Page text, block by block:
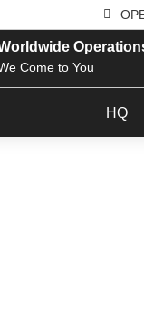

Come to You
HQ